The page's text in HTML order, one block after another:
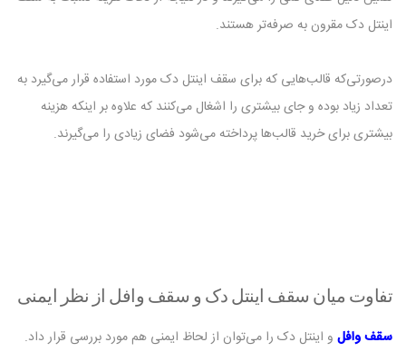
اینتل دک مقرون به صرفه‌تر هستند.
درصورتی‌که قالب‌هایی که برای سقف اینتل دک مورد استفاده قرار می‌گیرد به
تعداد زیاد بوده و جای بیشتری را اشغال می‌کنند که علاوه بر اینکه هزینه
بیشتری برای خرید قالب‌ها پرداخته می‌شود فضای زیادی را می‌گیرند‌.
تفاوت میان سقف اینتل دک و سقف وافل از نظر ایمنی
سقف وافل و اینتل دک را می‌توان از لحاظ ایمنی هم مورد بررسی قرار داد.